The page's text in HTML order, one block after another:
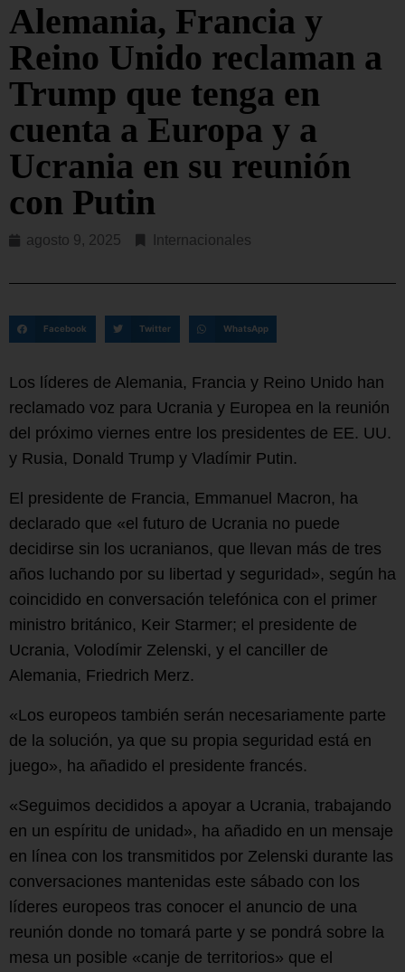
Alemania, Francia y
Reino Unido reclaman a
Trump que tenga en
cuenta a Europa y a
Ucrania en su reunión
con Putin
agosto 9, 2025 Internacionales
Facebook Twitter WhatsApp
Los líderes de Alemania, Francia y Reino Unido han
reclamado voz para Ucrania y Europea en la reunión
del próximo viernes entre los presidentes de EE. UU.
y Rusia, Donald Trump y Vladímir Putin.
El presidente de Francia, Emmanuel Macron, ha
declarado que «el futuro de Ucrania no puede
decidirse sin los ucranianos, que llevan más de tres
años luchando por su libertad y seguridad», según ha
coincidido en conversación telefónica con el primer
ministro británico, Keir Starmer; el presidente de
Ucrania, Volodímir Zelenski, y el canciller de
Alemania, Friedrich Merz.
«Los europeos también serán necesariamente parte
de la solución, ya que su propia seguridad está en
juego», ha añadido el presidente francés.
«Seguimos decididos a apoyar a Ucrania, trabajando
en un espíritu de unidad», ha añadido en un mensaje
en línea con los transmitidos por Zelenski durante las
conversaciones mantenidas este sábado con los
líderes europeos tras conocer el anuncio de una
reunión donde no tomará parte y se pondrá sobre la
mesa un posible «canje de territorios» que el